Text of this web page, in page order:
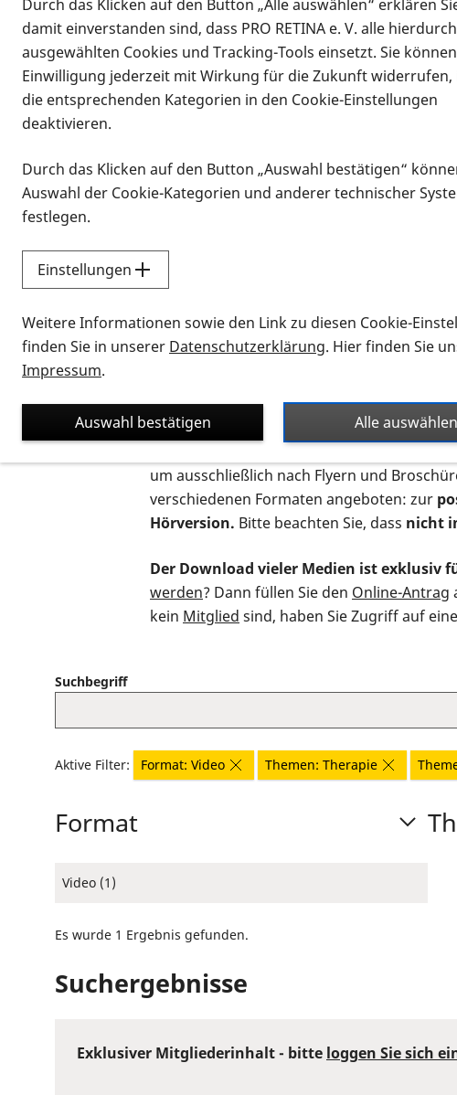
Infomaterial
Infomaterial
Vorlesen
Alle Infomaterialien in
Sie möchten wissen, wie Sie nach
Erklärvideos zum Thema Infomaterial
Auf dieser Seite finden Sie sämtliches
um ausschließlich nach Flyern und
verschiedenen Formaten angeboten: zur
Hörversion. Bitte beachten Sie, dass nicht
Der Download vieler Medien ist exklusiv
werden? Dann füllen Sie den Online-Antrag
kein Mitglied sind, haben Sie Zugriff auf
Suchbegriff
Aktive Filter: Format: Video Themen: Therapie
Format
Video (1)
Es wurde 1 Ergebnis gefunden.
Suchergebnisse
Exklusiver Mitgliederinhalt - bitte loggen Sie sich
Durch das Klicken auf den Button „Alle auswählen“ erklären
damit einverstanden sind, dass PRO RETINA e. V. alle hierdurch
ausgewählten Cookies und Tracking-Tools einsetzt. Sie
Einwilligung jederzeit mit Wirkung für die Zukunft widerrufen,
die entsprechenden Kategorien in den Cookie-Einstellungen
deaktivieren.
Durch das Klicken auf den Button „Auswahl bestätigen“
Auswahl der Cookie-Kategorien und anderer technischer
festlegen.
Einstellungen
Weitere Informationen sowie den Link zu diesen Cookie-
finden Sie in unserer Datenschutzerklärung. Hier finden Sie
Impressum.
Alle auswählen
Auswahl bestätigen